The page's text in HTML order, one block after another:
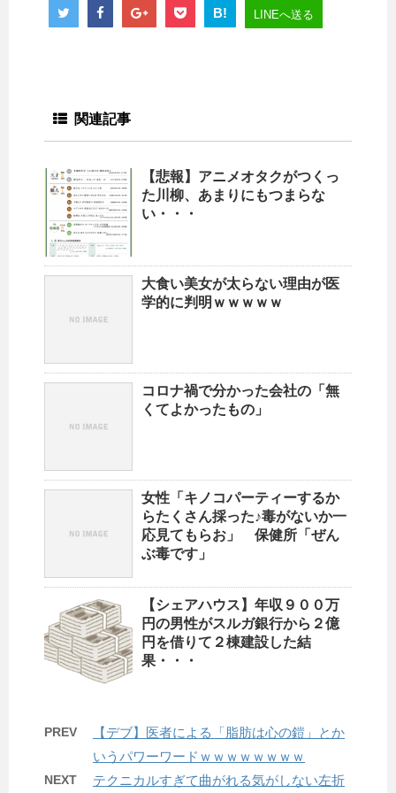
B! LINEへ送る
関連記事
【悲報】アニメオタクがつくっ
た川柳、あまりにもつまらな
い・・・
大食い美女が太らない理由が医
学的に判明ｗｗｗｗｗ
コロナ禍で分かった会社の「無
くてよかったもの」
女性「キノコパーティーするか
らたくさん採った♪毒がないか一
応見てもらお」 保健所「ぜん
ぶ毒です」
【シェアハウス】年収９００万
円の男性がスルガ銀行から２億
円を借りて２棟建設した結
果・・・
PREV
【デブ】医者による「脂肪は心の鎧」とか
いうパワーワードｗｗｗｗｗｗｗｗ
NEXT
テクニカルすぎて曲がれる気がしない左折